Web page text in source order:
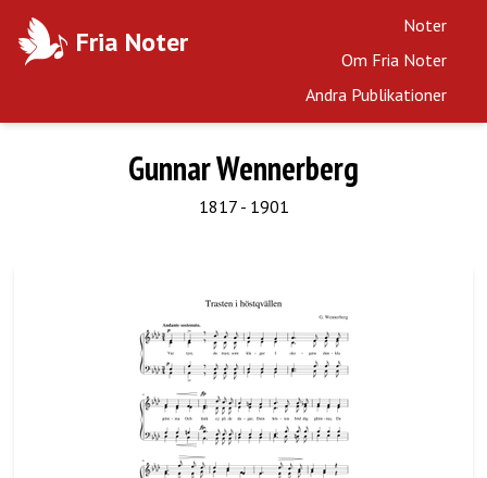
Fria Noter
Noter
Om Fria Noter
Andra Publikationer
Gunnar Wennerberg
1817 - 1901